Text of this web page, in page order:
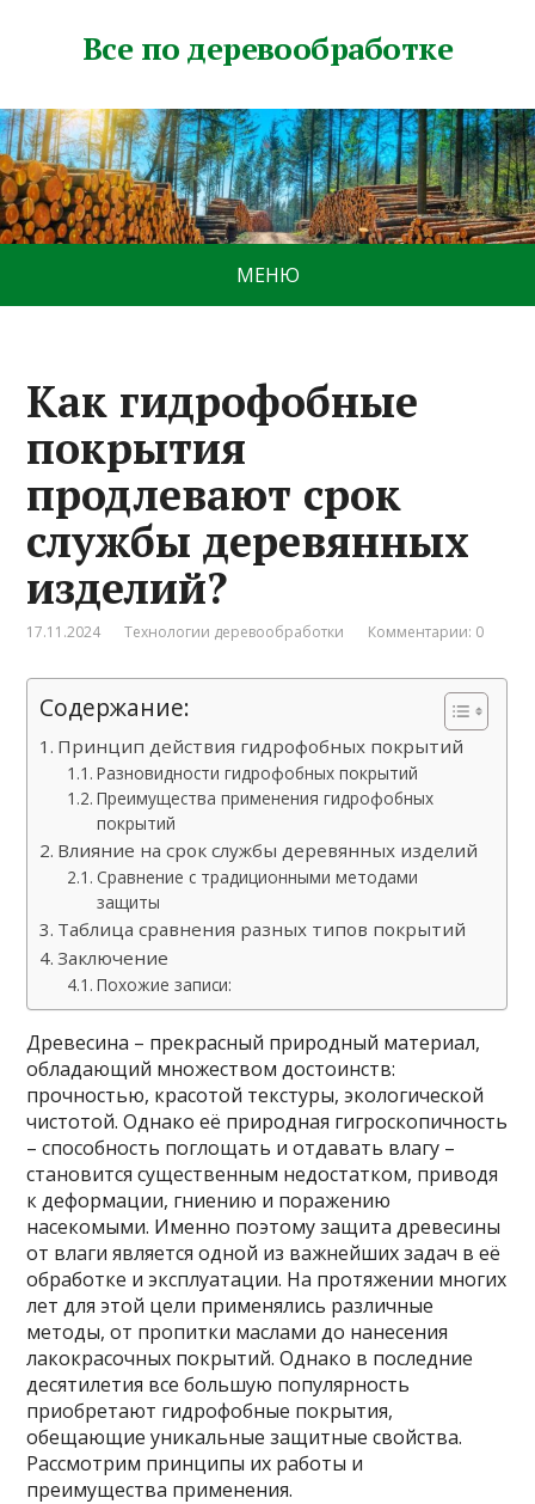
Все по деревообработке
МЕНЮ
Как гидрофобные
покрытия
продлевают срок
службы деревянных
изделий?
17.11.2024 Технологии деревообработки Комментарии: 0
Содержание:
Принцип действия гидрофобных покрытий
Разновидности гидрофобных покрытий
Преимущества применения гидрофобных
покрытий
Влияние на срок службы деревянных изделий
Сравнение с традиционными методами
защиты
Таблица сравнения разных типов покрытий
Заключение
Похожие записи:
Древесина – прекрасный природный материал,
обладающий множеством достоинств:
прочностью, красотой текстуры, экологической
чистотой. Однако её природная гигроскопичность
– способность поглощать и отдавать влагу –
становится существенным недостатком, приводя
к деформации, гниению и поражению
насекомыми. Именно поэтому защита древесины
от влаги является одной из важнейших задач в её
обработке и эксплуатации. На протяжении многих
лет для этой цели применялись различные
методы, от пропитки маслами до нанесения
лакокрасочных покрытий. Однако в последние
десятилетия все большую популярность
приобретают гидрофобные покрытия,
обещающие уникальные защитные свойства.
Рассмотрим принципы их работы и
преимущества применения.